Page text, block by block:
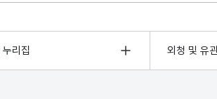
리집 외청 및 유